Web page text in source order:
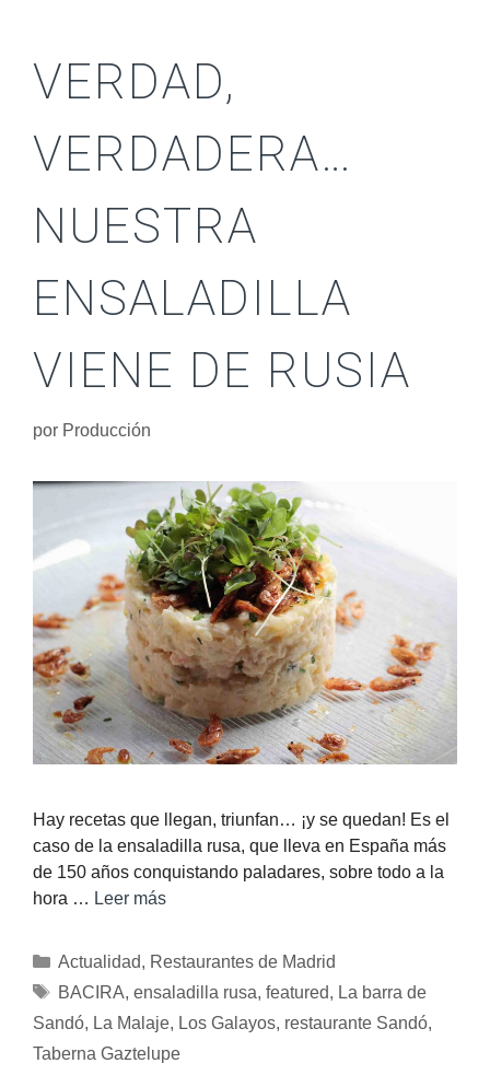
VERDAD,
VERDADERA…
NUESTRA
ENSALADILLA
VIENE DE RUSIA
por Producción
Hay recetas que llegan, triunfan… ¡y se quedan! Es el
caso de la ensaladilla rusa, que lleva en España más
de 150 años conquistando paladares, sobre todo a la
hora … Leer más
Actualidad, Restaurantes de Madrid
BACIRA, ensaladilla rusa, featured, La barra de
Sandó, La Malaje, Los Galayos, restaurante Sandó,
Taberna Gaztelupe